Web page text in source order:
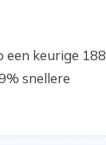
een keurige 188
snellere